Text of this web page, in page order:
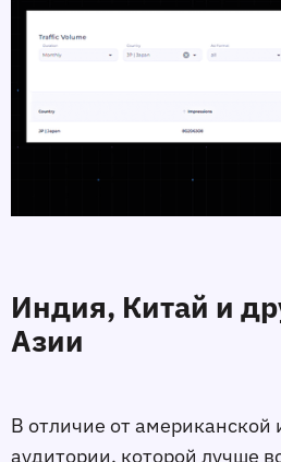
Индия, Китай и
Азии
В отличие от американской
аудитории, которой лучше